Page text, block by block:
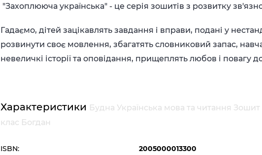
"Захоплююча українська" - це серія зошитів з розвитку
Гадаємо, дітей зацікавлять завдання і вправи, подані у
розвинути своє мовлення, збагатять словниковий запас,
невеличкі історії та оповідання, прищеплять любов і повагу
Характеристики Будна Українська мова та читання
клас Богдан
ISBN: 2005000013300